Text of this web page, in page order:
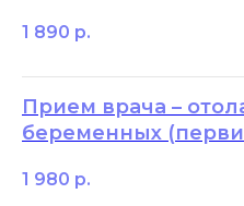
1 890 р.
Прием врача –
беременных
1 980 р.